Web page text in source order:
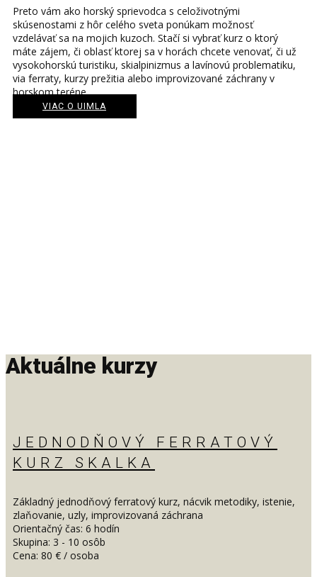
Preto vám ako horský sprievodca s celoživotnými
skúsenostami z hôr celého sveta ponúkam možnosť
vzdelávať sa na mojich kuzoch. Stačí si vybrať kurz o ktorý
máte zájem, či oblasť ktorej sa v horách chcete venovať, či už
vysokohorskú turistiku, skialpinizmus a lavínovú problematiku,
via ferraty, kurzy prežitia alebo improvizované záchrany v
horskom teréne.
VIAC O UIMLA
Aktuálne kurzy
JEDNODŇOVÝ FERRATOVÝ
KURZ SKALKA
Základný jednodňový ferratový kurz, nácvik metodiky, istenie,
zlaňovanie, uzly, improvizovaná záchrana
Orientačný čas: 6 hodín
Skupina: 3 - 10 osôb
Cena: 80 € / osoba